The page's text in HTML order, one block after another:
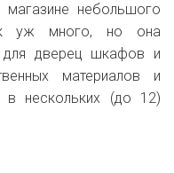
небольшого
уж много, но она
для дверец шкафов и
материалов и
в нескольких (до 12)